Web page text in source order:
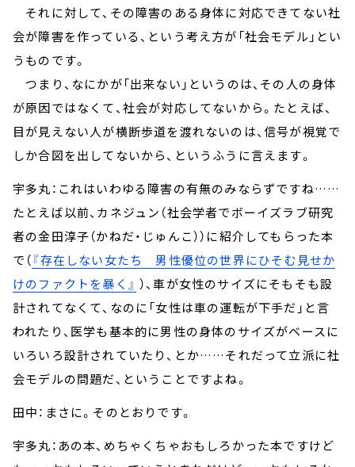
それに対して、その障害のある身体に対応できてない社
会が障害を作っている、という考え方が「社会モデル」とい
うものです。
つまり、なにかが「出来ない」というのは、その人の身体
が原因ではなくて、社会が対応してないから。たとえば、
目が見えない人が横断歩道を渡れないのは、信号が視覚で
しか合図を出してないから、というふうに言えます。
宇多丸：これはいわゆる障害の有無のみならずですね……
たとえば以前、カネジュン（社会学者でボーイズラブ研究
者の金田淳子（かねだ・じゅんこ））に紹介してもらった本
で（『存在しない女たち 男性優位の世界にひそむ見せか
けのファクトを暴く』 ）、車が女性のサイズにそもそも設
計されてなくて、なのに「女性は車の運転が下手だ」と言
われたり、医学も基本的に男性の身体のサイズがベースに
いろいろ設計されていたり、とか……それだって立派に社
会モデルの問題だ、ということですよね。
田中：まさに。そのとおりです。
宇多丸：あの本、めちゃくちゃおもしろかった本ですけど